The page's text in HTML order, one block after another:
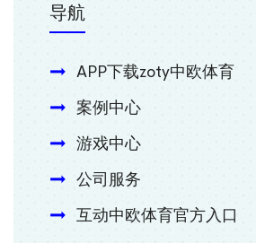
导航
APP下载zoty中欧体育
案例中心
游戏中心
公司服务
互动中欧体育官方入口